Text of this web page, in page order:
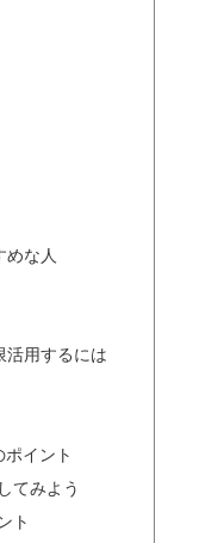
めな人
活用するには
イント
てみよう
ト